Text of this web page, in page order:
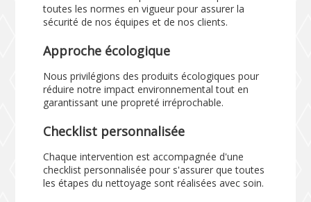
toutes les normes en vigueur pour assurer la
sécurité de nos équipes et de nos clients.
Approche écologique
Nous privilégions des produits écologiques pour
réduire notre impact environnemental tout en
garantissant une propreté irréprochable.
Checklist personnalisée
Chaque intervention est accompagnée d'une
checklist personnalisée pour s'assurer que toutes
les étapes du nettoyage sont réalisées avec soin.